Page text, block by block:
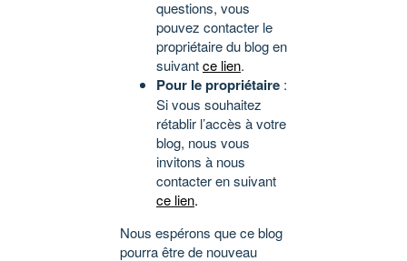
questions, vous
pouvez contacter le
propriétaire du blog en
suivantce lien.
Pour le propriétaire :
Si vous souhaitez
rétablir l’accès à votre
blog, nous vous
invitons à nous
contacter en suivant
ce lien.
Nous espérons que ce blog
pourra être de nouveau